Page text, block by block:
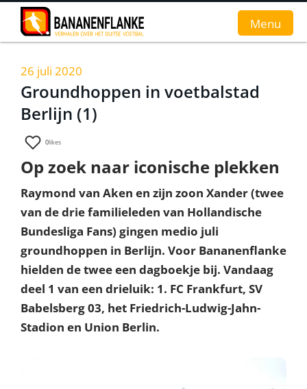
Home
Nieuws
Interviews
Groundhopverhalen
De fans
Achtergrond
Menu
26 juli 2020
Groundhoppen in voetbalstad
Berlijn (1)
0likes
Op zoek naar iconische plekken
Raymond van Aken en zijn zoon Xander (twee
van de drie familieleden van Hollandische
Bundesliga Fans) gingen medio juli
groundhoppen in Berlijn. Voor Bananenflanke
hielden de twee een dagboekje bij. Vandaag
deel 1 van een drieluik: 1. FC Frankfurt, SV
Babelsberg 03, het Friedrich-Ludwig-Jahn-
Stadion en Union Berlin.